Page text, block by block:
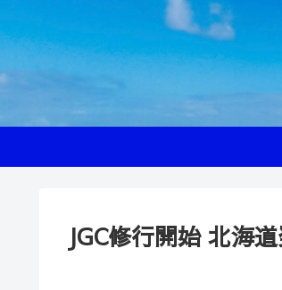
JGC修行開始 北海